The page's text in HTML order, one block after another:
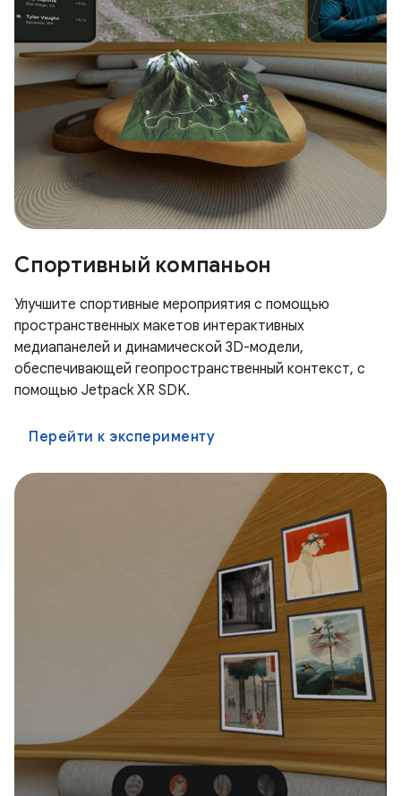
Спортивный компаньон
Улучшите спортивные мероприятия с помощью
пространственных макетов интерактивных
медиапанелей и динамической 3D-модели,
обеспечивающей геопространственный контекст, с
помощью Jetpack XR SDK.
Перейти к эксперименту